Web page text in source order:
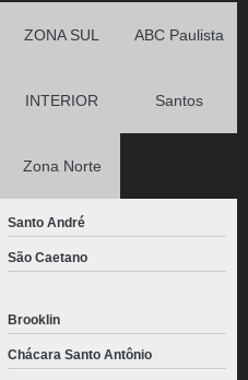
ZONA SUL ABC Paulista
INTERIOR Santos
Zona Norte
Santo André
São Caetano
Brooklin
Chácara Santo Antônio